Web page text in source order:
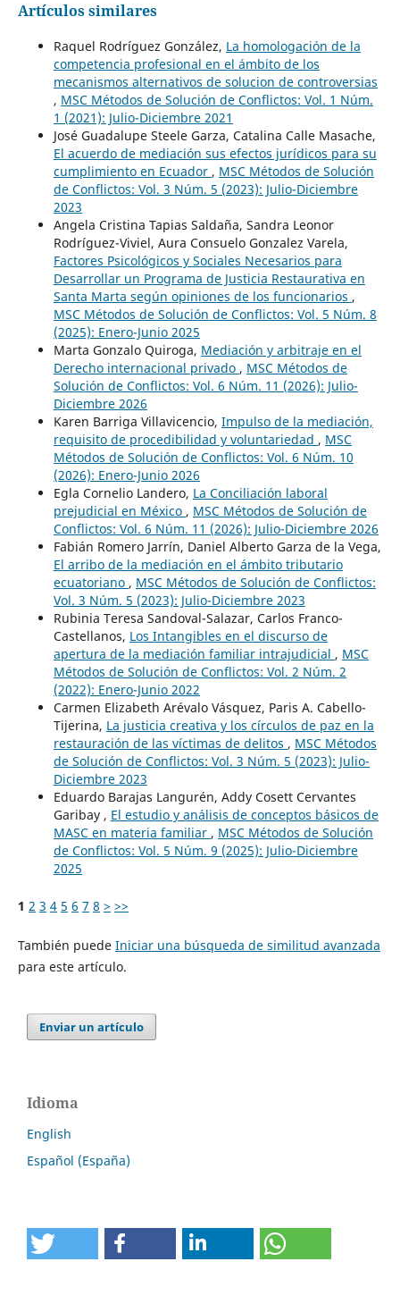
Artículos similares
Raquel Rodríguez González, La homologación de la
competencia profesional en el ámbito de los
mecanismos alternativos de solucion de controversias
, MSC Métodos de Solución de Conflictos: Vol. 1 Núm.
1 (2021): Julio-Diciembre 2021
José Guadalupe Steele Garza, Catalina Calle Masache,
El acuerdo de mediación sus efectos jurídicos para su
cumplimiento en Ecuador , MSC Métodos de Solución
de Conflictos: Vol. 3 Núm. 5 (2023): Julio-Diciembre
2023
Angela Cristina Tapias Saldaña, Sandra Leonor
Rodríguez-Viviel, Aura Consuelo Gonzalez Varela,
Factores Psicológicos y Sociales Necesarios para
Desarrollar un Programa de Justicia Restaurativa en
Santa Marta según opiniones de los funcionarios ,
MSC Métodos de Solución de Conflictos: Vol. 5 Núm. 8
(2025): Enero-Junio 2025
Marta Gonzalo Quiroga, Mediación y arbitraje en el
Derecho internacional privado , MSC Métodos de
Solución de Conflictos: Vol. 6 Núm. 11 (2026): Julio-
Diciembre 2026
Karen Barriga Villavicencio, Impulso de la mediación,
requisito de procedibilidad y voluntariedad , MSC
Métodos de Solución de Conflictos: Vol. 6 Núm. 10
(2026): Enero-Junio 2026
Egla Cornelio Landero, La Conciliación laboral
prejudicial en México , MSC Métodos de Solución de
Conflictos: Vol. 6 Núm. 11 (2026): Julio-Diciembre 2026
Fabián Romero Jarrín, Daniel Alberto Garza de la Vega,
El arribo de la mediación en el ámbito tributario
ecuatoriano , MSC Métodos de Solución de Conflictos:
Vol. 3 Núm. 5 (2023): Julio-Diciembre 2023
Rubinia Teresa Sandoval-Salazar, Carlos Franco-
Castellanos, Los Intangibles en el discurso de
apertura de la mediación familiar intrajudicial , MSC
Métodos de Solución de Conflictos: Vol. 2 Núm. 2
(2022): Enero-Junio 2022
Carmen Elizabeth Arévalo Vásquez, Paris A. Cabello-
Tijerina, La justicia creativa y los círculos de paz en la
restauración de las víctimas de delitos , MSC Métodos
de Solución de Conflictos: Vol. 3 Núm. 5 (2023): Julio-
Diciembre 2023
Eduardo Barajas Langurén, Addy Cosett Cervantes
Garibay , El estudio y análisis de conceptos básicos de
MASC en materia familiar , MSC Métodos de Solución
de Conflictos: Vol. 5 Núm. 9 (2025): Julio-Diciembre
2025
1 2 3 4 5 6 7 8 > >>
También puede Iniciar una búsqueda de similitud avanzada
para este artículo.
Enviar un artículo
Idioma
English
Español (España)